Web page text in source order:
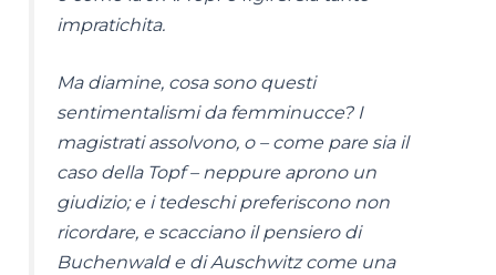
impratichita.
Ma diamine, cosa sono questi
sentimentalismi da femminucce? I
magistrati assolvono, o – come pare sia il
caso della Topf – neppure aprono un
giudizio; e i tedeschi preferiscono non
ricordare, e scacciano il pensiero di
Buchenwald e di Auschwitz come una